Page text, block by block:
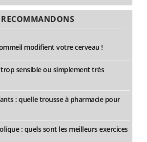
modifient votre cerveau !
sensible ou simplement très
: quelle trousse à pharmacie pour
: quels sont les meilleurs exercices